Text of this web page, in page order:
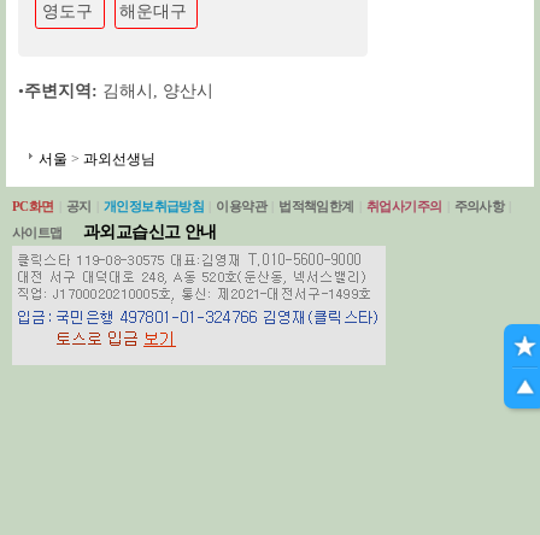
영도구 해운대구
•주변지역: 김해시 , 양산시
서울 > 과외선생님
PC화면 공지 개인정보취급방침 이용약관 법적책임한계 취업사기주의 주의사항
사이트맵
과외교습신고 안내